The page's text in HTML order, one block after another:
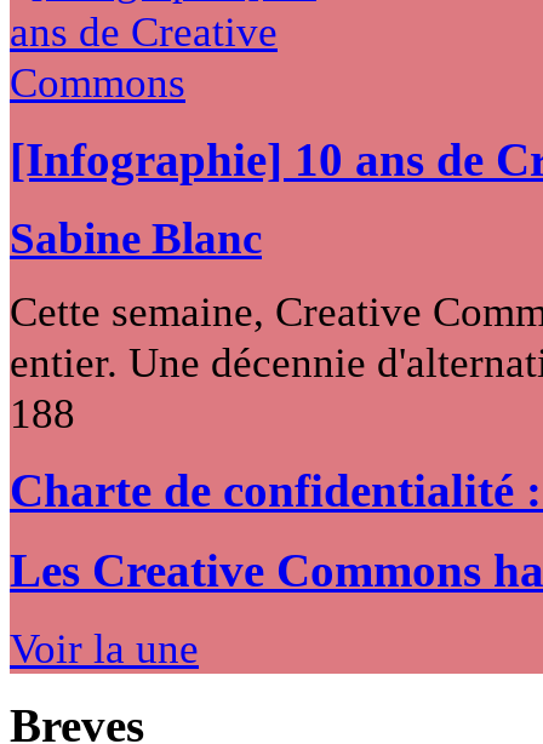
[Infographie] 10 ans de
Sabine Blanc
Cette semaine, Creative
entier. Une décennie
188
Charte de confidentialité
Les Creative Commons
Voir la une
Breves